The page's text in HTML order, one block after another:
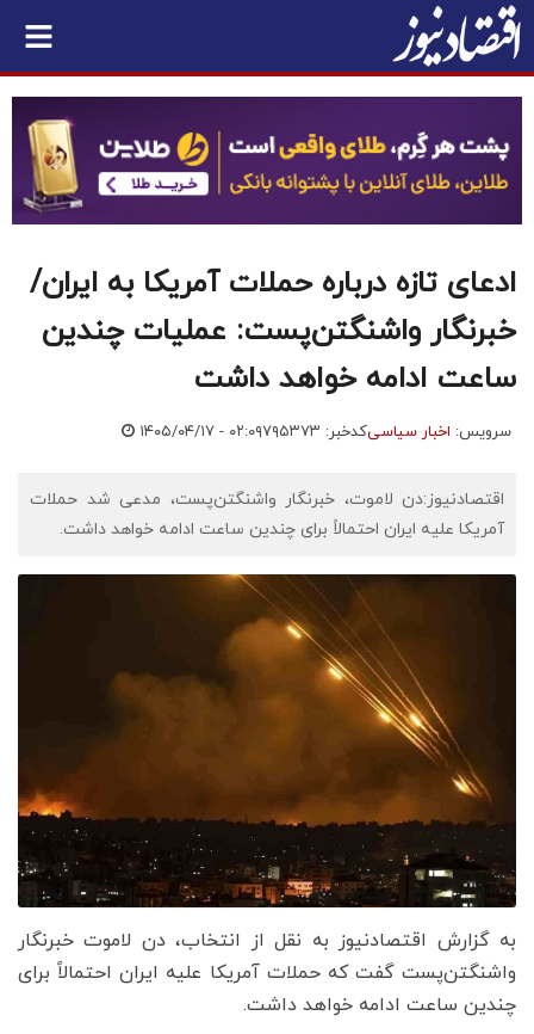
ادعای تازه درباره حملات آمریکا به ایران/
خبرنگار واشنگتن‌پست: عملیات چندین
ساعت ادامه خواهد داشت
سرویس: اخبار سیاسیکدخبر: ۷۹۵۳۷۳ ۱۴۰۵/۰۴/۱۷ - ۰۲:۰۹
اقتصادنیوز:دن لاموت، خبرنگار واشنگتن‌پست، مدعی شد حملات
آمریکا علیه ایران احتمالاً برای چندین ساعت ادامه خواهد داشت.
به گزارش اقتصادنیوز به نقل از انتخاب، دن لاموت خبرنگار
واشنگتن‌پست گفت که حملات آمریکا علیه ایران احتمالاً برای
چندین ساعت ادامه خواهد داشت.